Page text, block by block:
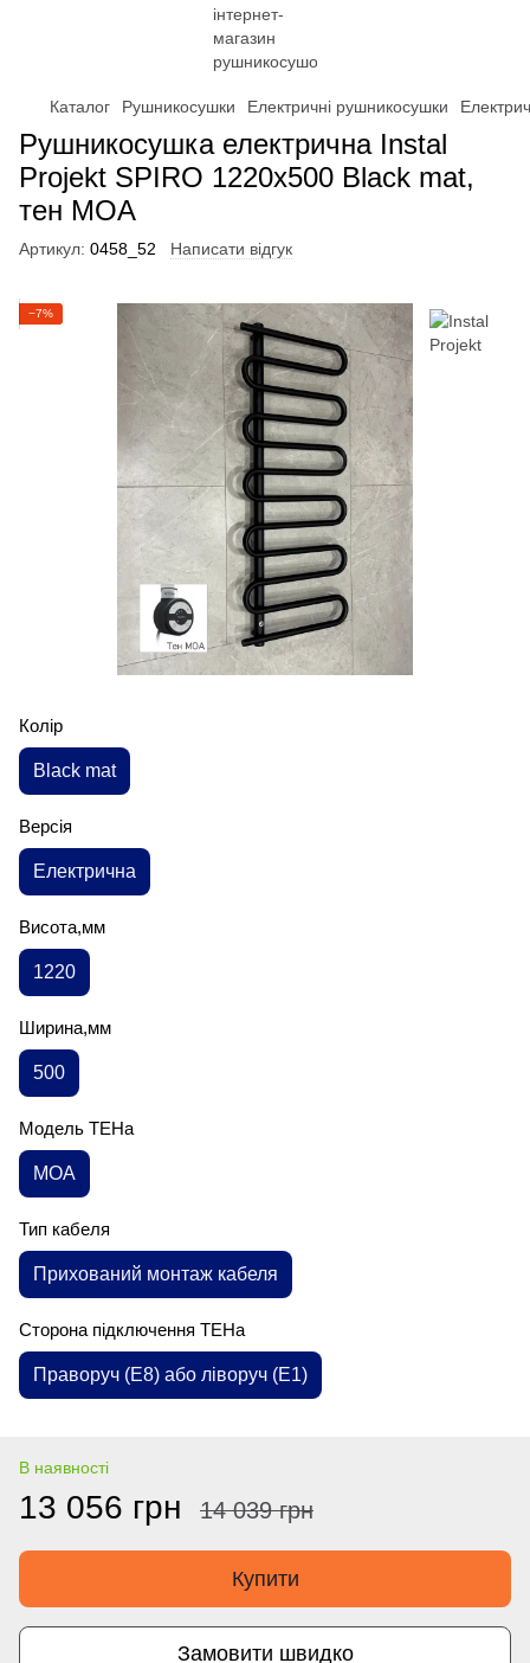
Каталог Рушникосушки Електричні рушникосушки
Рушникосушка електрична Instal
Projekt SPIRO 1220x500 Black mat,
тен MOA
Артикул: 0458_52 Написати відгук
−7%
Колір
Black mat
Версія
Електрична
Висота,мм
1220
Ширина,мм
500
Модель ТЕНа
MOA
Тип кабеля
Прихований монтаж кабеля
Сторона підключення ТЕНа
Праворуч (E8) або ліворуч (E1)
В наявності
13 056 грн 14 039 грн
Купити
Замовити швидко